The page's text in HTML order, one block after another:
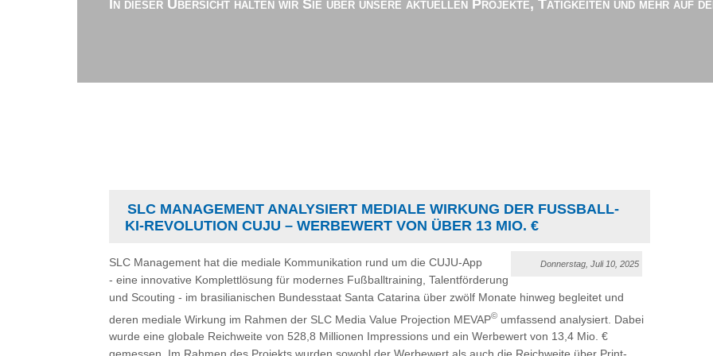
In dieser Übersicht halten wir Sie über unsere aktuellen Projekte, Tätigkeiten und mehr auf
SLC MANAGEMENT ANALYSIERT MEDIALE WIRKUNG DER FUSSBALL-K
I-REVOLUTION CUJU – WERBEWERT VON ÜBER 13 MIO. €
Donnerstag, Juli 10, 2025
SLC Management hat die mediale Kommunikation rund um die CUJU-App
- eine innovative Komplettlösung für modernes Fußballtraining, Talentförderung
und Scouting - im brasilianischen Bundesstaat Santa Catarina über zwölf Monate hinweg begleitet und
deren mediale Wirkung im Rahmen der SLC Media Value Projection MEVAP© umfassend analysiert. Dabei
wurde eine globale Reichweite von 528,8 Millionen Impressions und ein Werbewert von 13,4 Mio. €